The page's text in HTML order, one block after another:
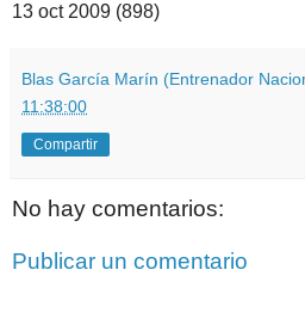
13 oct 2009 (898)
Blas García Marín (Entrenador
11:38:00
Compartir
No hay comentarios:
Publicar un comentario